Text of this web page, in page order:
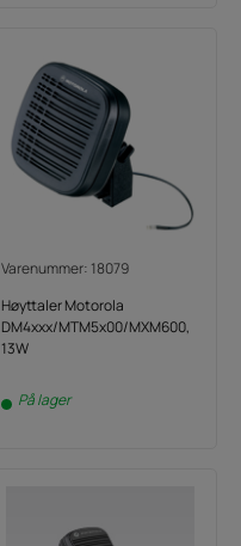
Varenummer: 18079
Høyttaler Motorola
DM4xxx/MTM5x00/MXM600,
13W
På lager